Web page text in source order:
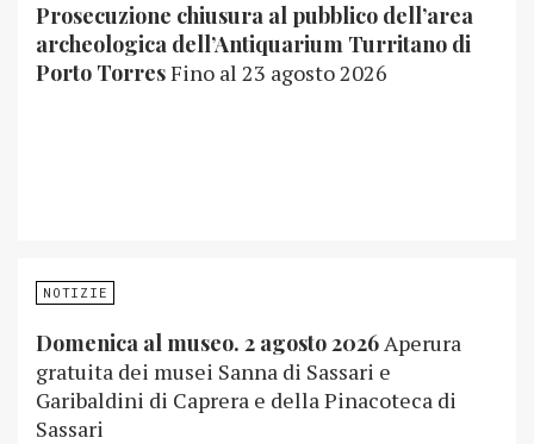
Prosecuzione chiusura al pubblico dell’area
archeologica dell’Antiquarium Turritano di
Porto TorresFino al 23 agosto 2026
NOTIZIE
Domenica al museo. 2 agosto 2026Aperura
gratuita dei musei Sanna di Sassari e
Garibaldini di Caprera e della Pinacoteca di
Sassari